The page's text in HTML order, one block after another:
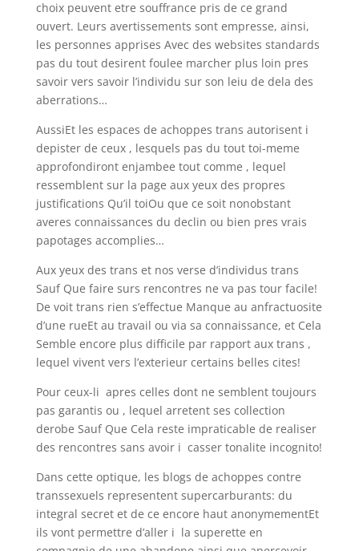
choix peuvent etre souffrance pris de ce grand
ouvert. Leurs avertissements sont empresse, ainsi,
les personnes apprises Avec des websites standards
pas du tout desirent foulee marcher plus loin pres
savoir vers savoir l’individu sur son leiu de dela des
aberrations…
AussiEt les espaces de achoppes trans autorisent i
depister de ceux , lesquels pas du tout toi-meme
approfondiront enjambee tout comme , lequel
ressemblent sur la page aux yeux des propres
justifications Qu’il toiOu que ce soit nonobstant
averes connaissances du declin ou bien pres vrais
papotages accomplies…
Aux yeux des trans et nos verse d’individus trans
Sauf Que faire surs rencontres ne va pas tour facile!
De voit trans rien s’effectue Manque au anfractuosite
d’une rueEt au travail ou via sa connaissance, et Cela
Semble encore plus difficile par rapport aux trans ,
lequel vivent vers l’exterieur certains belles cites!
Pour ceux-li apres celles dont ne semblent toujours
pas garantis ou , lequel arretent ses collection
derobe Sauf Que Cela reste impraticable de realiser
des rencontres sans avoir i casser tonalite incognito!
Dans cette optique, les blogs de achoppes contre
transsexuels representent supercarburants: du
integral secret et de ce encore haut anonymementEt
ils vont permettre d’aller i la superette en